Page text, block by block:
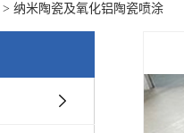
> 纳米陶瓷及氧化铝陶瓷喷涂